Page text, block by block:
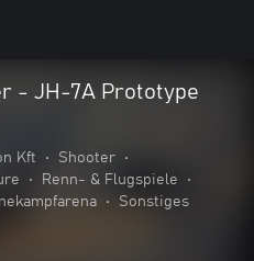
- JH-7A Prototype
Kft • Shooter
•
• Renn- & Flugspiele
•
• Sonstiges